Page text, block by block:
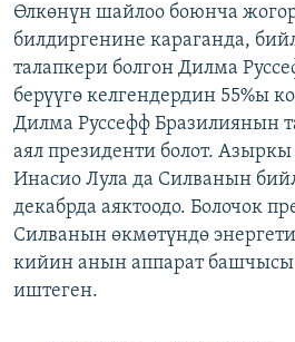
ДАНИСТЕ
ЭЖЕ-СИҢДИЛЕР
АЗАТТЫК+
ЫҢГАЙСЫЗ СУРООЛОР
ОНЛАЙН ШЕРИНЕ
ЭЕ/АРнун бардык сайттары
Өлкөнүн шайлоо боюнча
билдиргенине караганда,
талапкери болгон Дилма
берүүгө келгендердин 55%ы
Дилма Руссефф Бразилиянын
аял президенти болот.
Инасио Лула да Силванын
декабрда аяктоодо. Болочок
Силванын өкмөтүндө
кийин анын аппарат
иштеген.